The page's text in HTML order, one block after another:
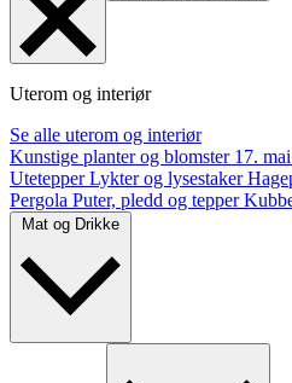
Uterom og interiør
Se alle uterom og interiør
Kunstige planter og blomster 17. mai
UtetepperLykter og lysestaker
Pergola Puter, pledd og tepper